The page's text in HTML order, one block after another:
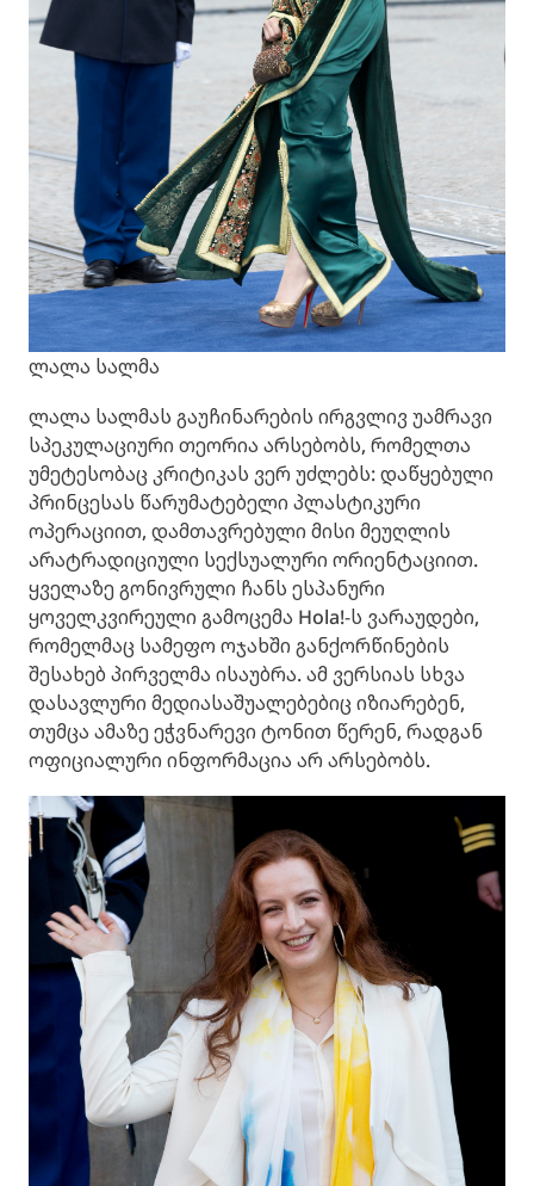
ლალა სალმა
ლალა სალმას გაუჩინარების ირგვლივ უამრავი
სპეკულაციური თეორია არსებობს, რომელთა
უმეტესობაც კრიტიკას ვერ უძლებს: დაწყებული
პრინცესას წარუმატებელი პლასტიკური
ოპერაციით, დამთავრებული მისი მეუღლის
არატრადიციული სექსუალური ორიენტაციით.
ყველაზე გონივრული ჩანს ესპანური
ყოველკვირეული გამოცემა Hola!-ს ვარაუდები,
რომელმაც სამეფო ოჯახში განქორწინების
შესახებ პირველმა ისაუბრა. ამ ვერსიას სხვა
დასავლური მედიასაშუალებებიც იზიარებენ,
თუმცა ამაზე ეჭვნარევი ტონით წერენ, რადგან
ოფიციალური ინფორმაცია არ არსებობს.